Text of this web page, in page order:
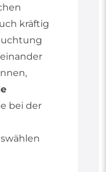
kräftig
bei der